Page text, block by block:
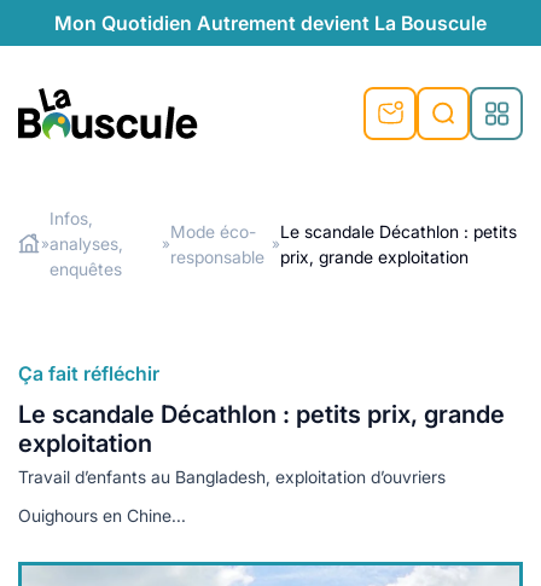
Mon Quotidien Autrement devient La Bouscule
et durable
au naturel
végétariennes
locales
plus de recyclage
naturel
de recyclage
témoignages
saison
responsables
Rechercher
»
Infos,
analyses,
enquêtes
»
Mode éco-
responsable
»
Le scandale Décathlon : petits
prix, grande exploitation
Ça fait réfléchir
Le scandale Décathlon : petits prix, grande
exploitation
Travail d’enfants au Bangladesh, exploitation d’ouvriers
Ouighours en Chine...